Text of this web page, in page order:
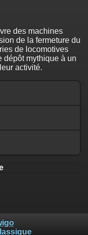
des machines
de la fermeture du
de locomotives
dépôt mythique à un
activité.